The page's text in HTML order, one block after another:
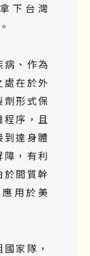
下台灣
病、作為
處在於外
劑形式保
程序，且
達身體
，有利
間質幹
用於美
家隊，